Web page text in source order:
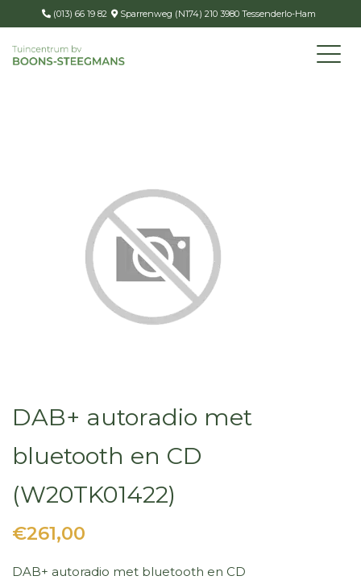
(013) 66 19 82 Sparrenweg (N174) 210 3980 Tessenderlo-Ham
DAB+ autoradio met
bluetooth en CD
(W20TK01422)
€261,00
DAB+ autoradio met bluetooth en CD